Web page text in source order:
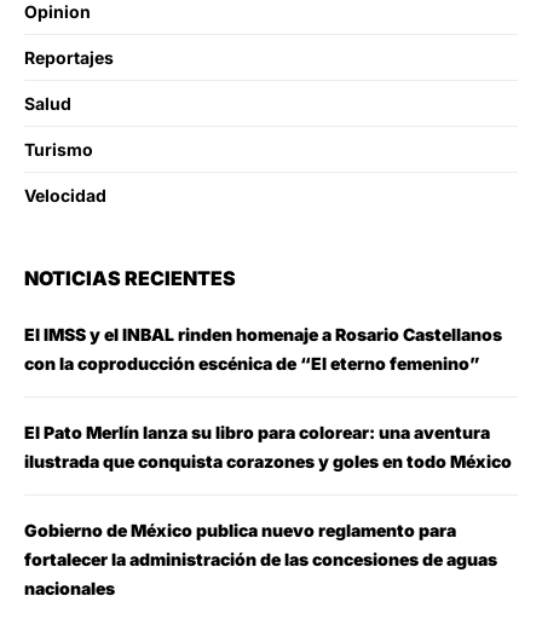
Opinion
Reportajes
Salud
Turismo
Velocidad
NOTICIAS RECIENTES
El IMSS y el INBAL rinden homenaje a Rosario Castellanos
con la coproducción escénica de “El eterno femenino”
El Pato Merlín lanza su libro para colorear: una aventura
ilustrada que conquista corazones y goles en todo México
Gobierno de México publica nuevo reglamento para
fortalecer la administración de las concesiones de aguas
nacionales